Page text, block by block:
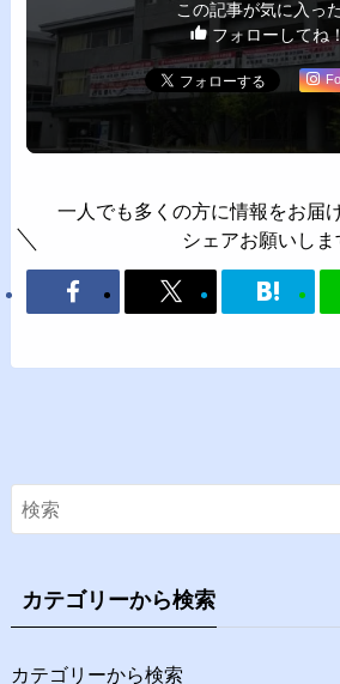
この記事が気に入っ
フォローしてね！
一人でも多くの方に情報をお届
シェアお願いしま
カテゴリーから検索
カテゴリーから検索